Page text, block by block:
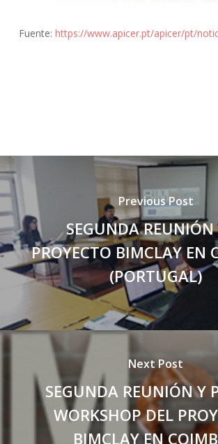
Fuente: https://www.apicer.pt/apicer/pt/
Previous Post
SEGUNDA REUNIÓN
PROYECTO BIMCLAY EN
(PORTUGAL)
Next Post
SEGUNDA REUNIÓN Y
WORKSHOP DEL
BIMCLAY EN